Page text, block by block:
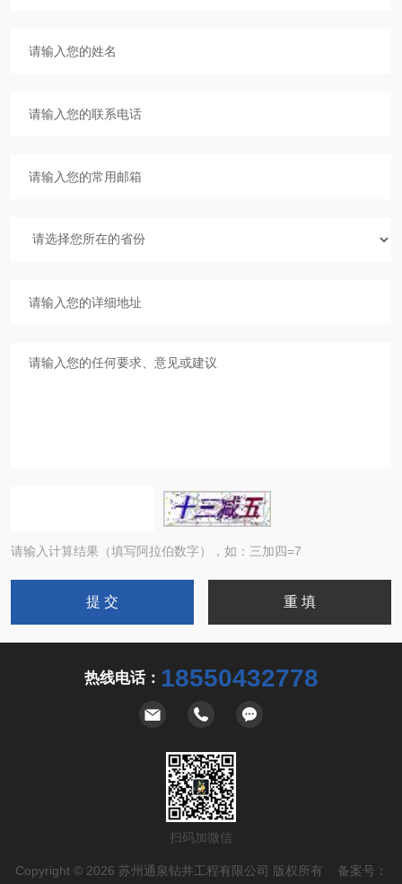
请输入计算结果（填写阿拉伯数字），如：三加四=7
热线电话： 18550432778
扫码加微信
Copyright © 2026 苏州通泉钻井工程有限公司 版权所有 备案号：